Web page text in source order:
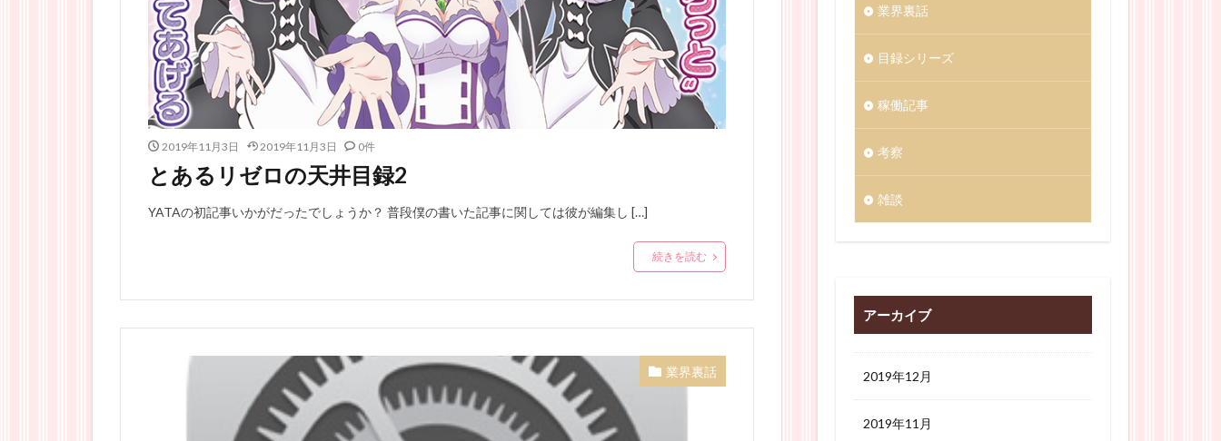
2019年11月3日 2019年11月3日 0件
とあるリゼロの天井目録2
YATAの初記事いかがだったでしょうか？ 普段僕の書いた記事に関しては彼が編集し […]
続きを読む
業界裏話
業界裏話
目録シリーズ
稼働記事
考察
雑談
アーカイブ
2019年12月
2019年11月